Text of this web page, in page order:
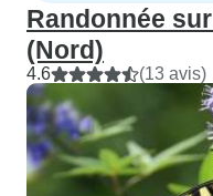
Randonnée
(Nord)
4.6 (13 avis)